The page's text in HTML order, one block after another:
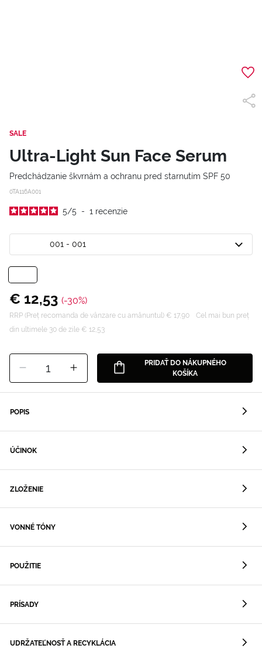
SALE
Ultra-Light Sun Face Serum
Predchádzanie škvrnám a ochranu pred starnutím SPF 50
0TA116A001
5/5 - 1 recenzie
001 - 001
€ 12,53 (-30%)
RRP (Preț recomanda de vânzare cu amănuntul) € 17,90
Cel mai bun preț
din ultimele 30 de zile € 12,53
1
PRIDAŤ DO NÁKUPNÉHO
KOŠÍKA
POPIS
ÚČINOK
ZLOŽENIE
VONNÉ TÓNY
POUŽITIE
PRÍSADY
UDRŽATEĽNOSŤ A RECYKLÁCIA